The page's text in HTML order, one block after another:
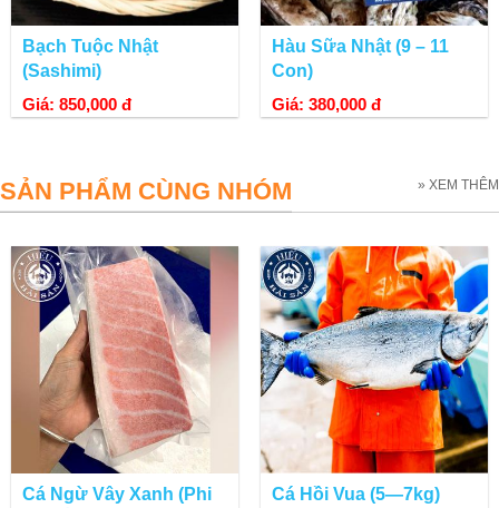
Bạch Tuộc Nhật
(Sashimi)
Giá: 850,000 đ
Hàu Sữa Nhật (9 – 11
Con)
Giá: 380,000 đ
SẢN PHẨM CÙNG NHÓM » XEM THÊM
Cá Ngừ Vây Xanh (Phi
Cá Hồi Vua (5—7kg)